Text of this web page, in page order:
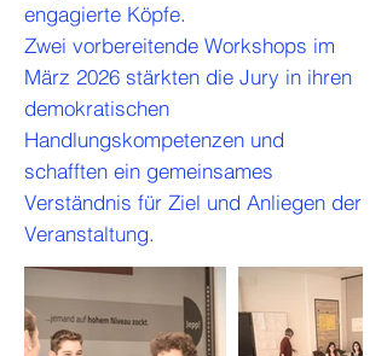
engagierte Köpfe.
Zwei vorbereitende Workshops im
März 2026 stärkten die Jury in ihren
demokratischen
Handlungskompetenzen und
schafften ein gemeinsames
Verständnis für Ziel und Anliegen der
Veranstaltung.